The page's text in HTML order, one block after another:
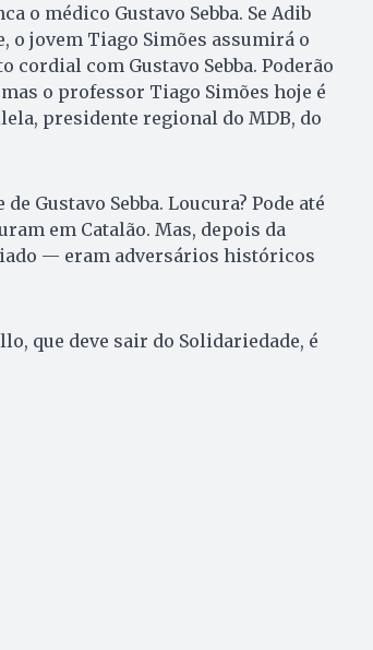
o médico Gustavo Sebba. Se Adib
o jovem Tiago Simões assumirá o
com Gustavo Sebba. Poderão
o professor Tiago Simões hoje é
presidente regional do MDB, do
Gustavo Sebba. Loucura? Pode até
em Catalão. Mas, depois da
— eram adversários históricos
que deve sair do Solidariedade, é